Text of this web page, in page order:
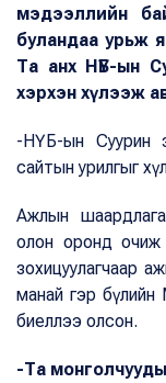
мэдээллийн
буландаа урьж
Та анх НҮБ-ын
хэрхэн хүлээж
-НҮБ-ын Суурин
сайтын урилгыг
Ажлын
олон оронд
зохицуулагчаар
манай гэр бүлийн
биеллээ олсон.
-Та